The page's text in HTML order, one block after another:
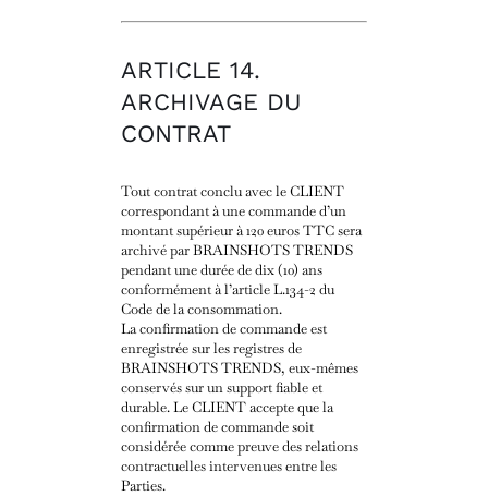
ARTICLE 14.
ARCHIVAGE DU
CONTRAT
Tout contrat conclu avec le CLIENT
correspondant à une commande d’un
montant supérieur à 120 euros TTC sera
archivé par BRAINSHOTS TRENDS
pendant une durée de dix (10) ans
conformément à l’article L.134-2 du
Code de la consommation.
La confirmation de commande est
enregistrée sur les registres de
BRAINSHOTS TRENDS, eux-mêmes
conservés sur un support fiable et
durable. Le CLIENT accepte que la
confirmation de commande soit
considérée comme preuve des relations
contractuelles intervenues entre les
Parties.